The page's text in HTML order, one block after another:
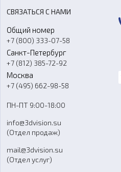
Оборудование и материалы для
Аксессуары и прочее
Программное обеспечение
Ремонт и услуги
О компании
Контакты
Гос. закупки
Стать дилером
Блог
FAQ
СВЯЗАТЬСЯ С НАМИ
Общий номер
+7 (800) 333-07-58
Санкт-Петербург
+7 (812) 385-72-92
Москва
+7 (495) 662-98-58
ПН-ПТ 9:00-18:00
info@3dvision.su
(Отдел продаж)
mail@3dvision.su
(Отдел услуг)